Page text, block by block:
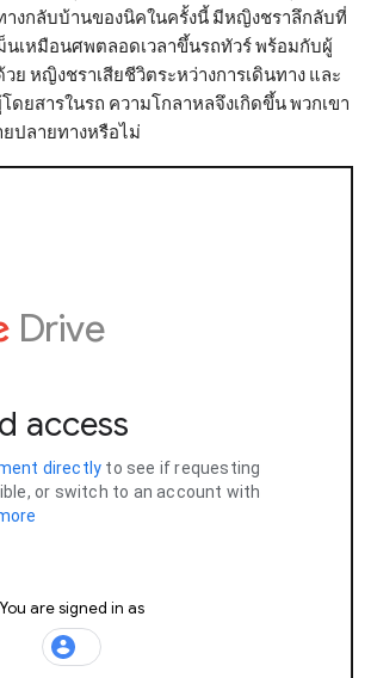
างกลับบ้านของนิคในครั้งนี้ มีหญิงชราลึกลับที่
นเหมือนศพตลอดเวลาขึ้นรถทัวร์ พร้อมกับผู้
ย หญิงชราเสียชีวิตระหว่างการเดินทาง และ
ดยสารในรถ ความโกลาหลจึงเกิดขึ้น พวกเขา
ปลายทางหรือไม่